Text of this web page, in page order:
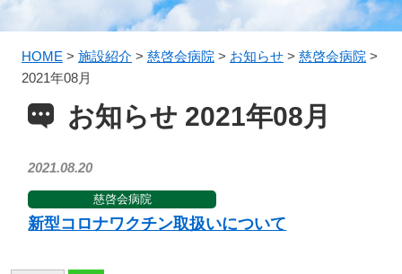
HOME > 施設紹介 > 慈啓会病院 > お知らせ > 慈啓会病院 >
2021年08月
お知らせ 2021年08月
2021.08.20
慈啓会病院
新型コロナワクチン取扱いについて